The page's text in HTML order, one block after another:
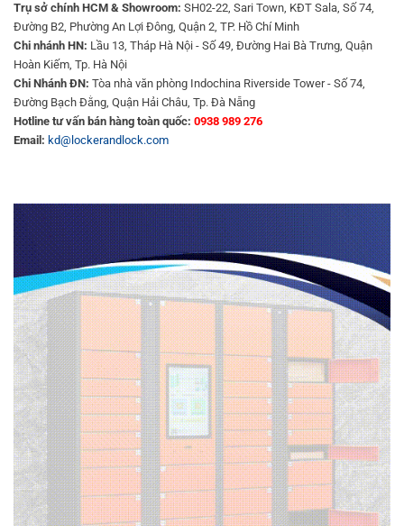
Trụ sở chính HCM & Showroom: SH02-22, Sari Town, KĐT Sala, Số 74,
Đường B2, Phường An Lợi Đông, Quận 2, TP. Hồ Chí Minh
Chi nhánh HN: Lầu 13, Tháp Hà Nội - Số 49, Đường Hai Bà Trưng, Quận
Hoàn Kiếm, Tp. Hà Nội
Chi Nhánh ĐN: Tòa nhà văn phòng Indochina Riverside Tower - Số 74,
Đường Bạch Đằng, Quận Hải Châu, Tp. Đà Nẵng
Hotline tư vấn bán hàng toàn quốc: 0938 989 276
Email: kd@lockerandlock.com